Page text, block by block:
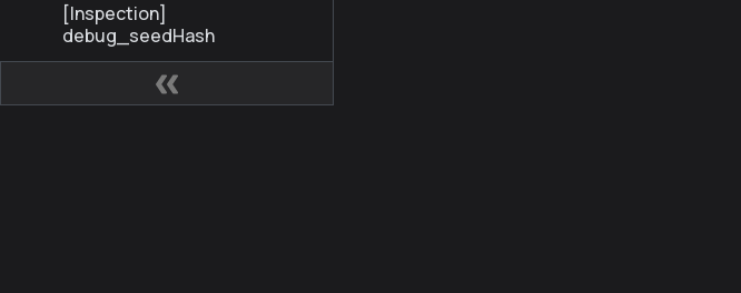
[Inspection]
debug_seedHash
[Inspection]
debug_isGaslessTx